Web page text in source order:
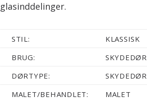
glasinddelinger.
STIL:
KLASSISK
BRUG:
SKYDEDØR
DØRTYPE:
SKYDEDØR
MALET/BEHANDLET:
MALET